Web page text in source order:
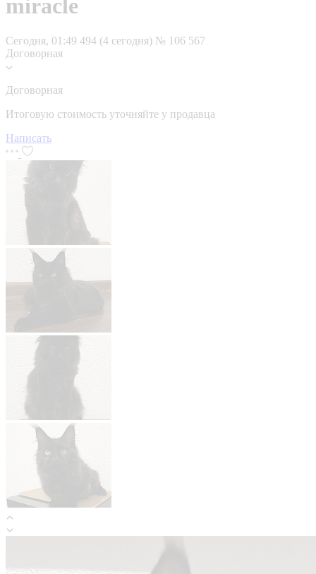
miracle
Сегодня, 01:49 494 (4 сегодня) № 106 567
Договорная
Договорная
Итоговую стоимость уточняйте у продавца
Написать